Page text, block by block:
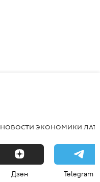
НОВОСТИ ЭКОНОМИКИ
Дзен Telegram